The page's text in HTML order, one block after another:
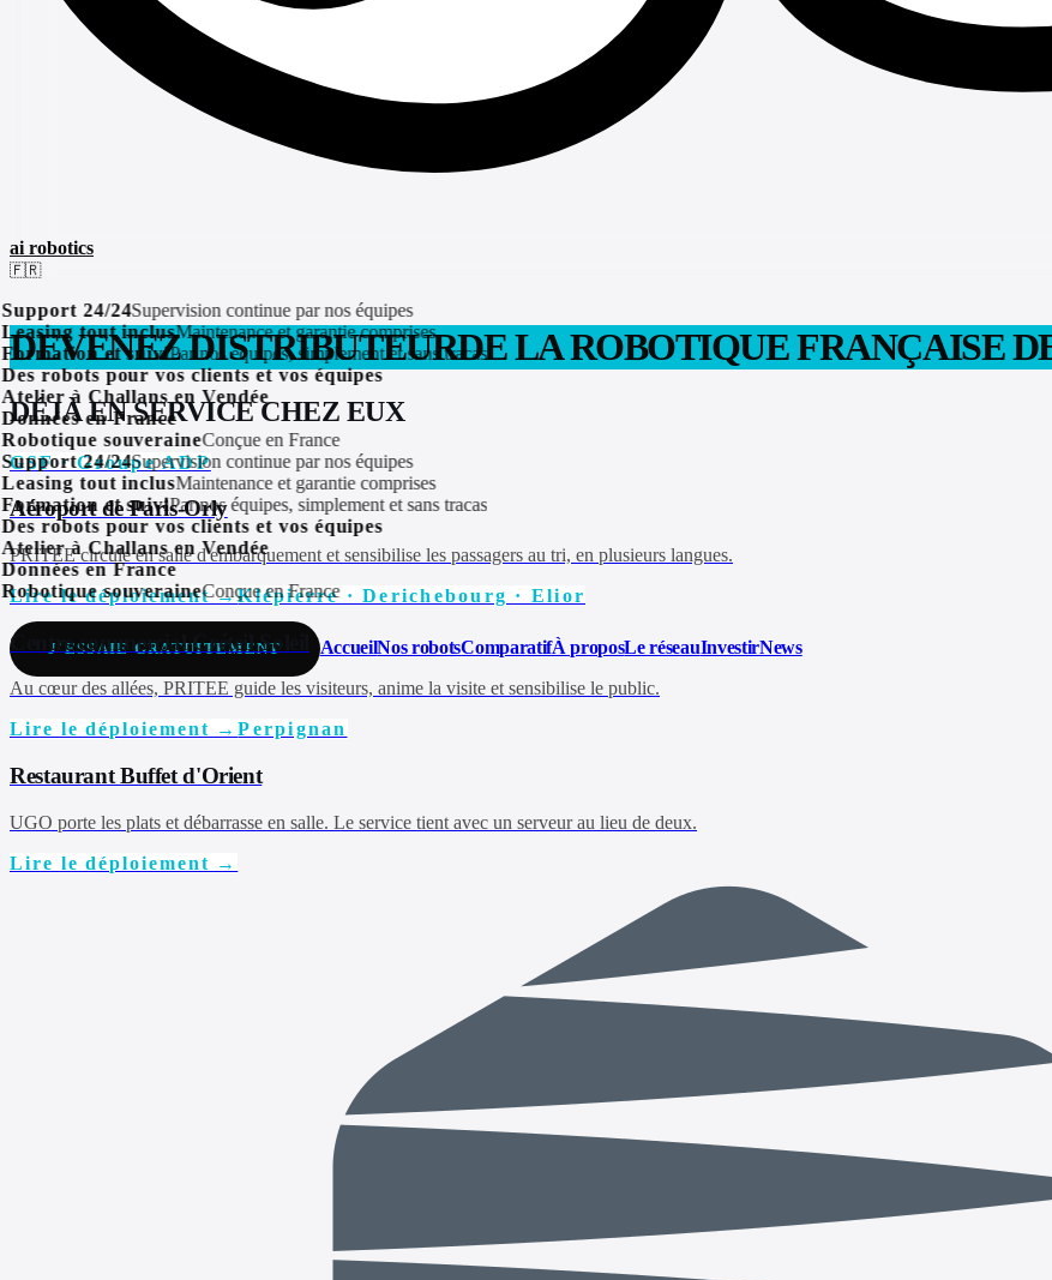
ai robotics
🇫🇷
24/24Supervision continue par nos équipes
tout inclusMaintenance et garantie comprises
et suiviPar nos équipes, simplement et sans tracas
robots pour vos clients et vos équipes
à Challans en Vendée
en France
souveraineConçue en France
24/24Supervision continue par nos équipes
tout inclusMaintenance et garantie comprises
et suiviPar nos équipes, simplement et sans tracas
robots pour vos clients et vos équipes
à Challans en Vendée
en France
souveraineConçue en France
J'ESSAIE GRATUITEMENT AccueilNos robotsComparatifÀ proposLe réseauInvestirNews
DEVENEZ DISTRIBUTEURDE LA ROBOTIQUE FRANÇAISE
DÉJÀ EN SERVICE CHEZ EUX
GSF · Groupe ADP
Aéroport de Paris-Orly
PRITEE circule en salle d'embarquement et sensibilise les passagers au tri, en plusieurs langues.
Lire le déploiement →Klépierre · Derichebourg · Elior
Centre commercial Créteil Soleil
Au cœur des allées, PRITEE guide les visiteurs, anime la visite et sensibilise le public.
Lire le déploiement →Perpignan
Restaurant Buffet d'Orient
UGO porte les plats et débarrasse en salle. Le service tient avec un serveur au lieu de deux.
Lire le déploiement →